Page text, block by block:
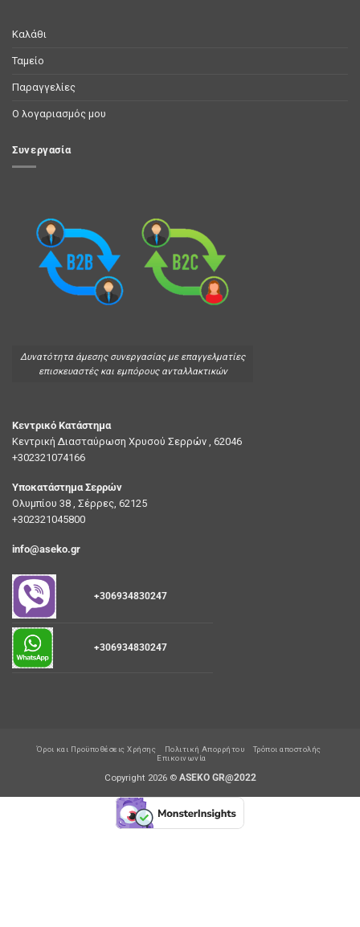
Καλάθι
Ταμείο
Παραγγελίες
Ο λογαριασμός μου
Συνεργασία
Δυνατότητα άμεσης συνεργασίας με επαγγελματίες
επισκευαστές και εμπόρους ανταλλακτικών
Κεντρικό Κατάστημα
Κεντρική Διασταύρωση Χρυσού Σερρών , 62046
+302321074166
Υποκατάστημα Σερρών
Ολυμπίου 38 , Σέρρες, 62125
+302321045800
info@aseko.gr
+306934830247
+306934830247
Όροι και Προϋποθέσεις Χρήσης Πολιτική Απορρήτου
Τρόποι αποστολής
Επικοινωνία
Copyright 2026 © ASEKO GR@2022